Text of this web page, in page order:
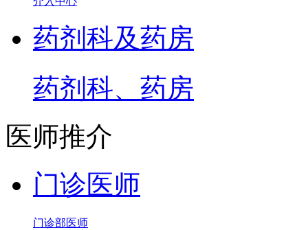
药剂科及药房
药剂科、药房
医师推介
门诊医师
门诊部医师